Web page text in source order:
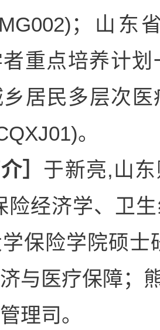
；山
重点培养计划
居民多层次
。
］ 于新亮,山
险经济学、卫
保险学院硕
与医疗保障；
理司。